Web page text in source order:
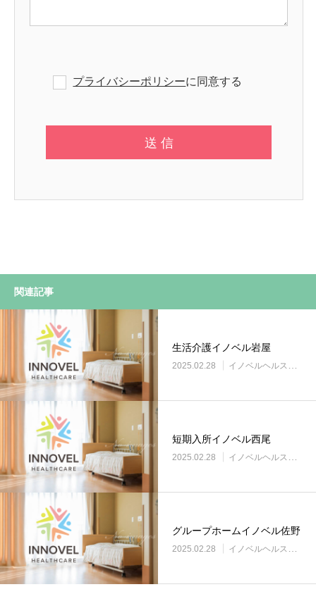
プライバシーポリシーに同意する
関連記事
生活介護イノベル岩屋
2025.02.28 イノベルヘルスケア事業所
短期入所イノベル西尾
2025.02.28 イノベルヘルスケア事業所
グループホームイノベル佐野
2025.02.28 イノベルヘルスケア事業所